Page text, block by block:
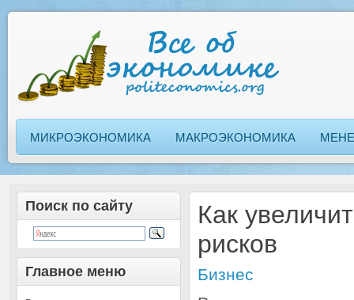
МИКРОЭКОНОМИКА МАКРОЭКОНОМИКА
Поиск по сайту
Главное меню
Как
рисков
Бизнес